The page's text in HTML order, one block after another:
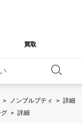
買取
ジュエリー
タクロア
タンロック
> ノンブルプティ > 詳細
グ > 詳細